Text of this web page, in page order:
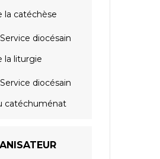
la catéchèse
Service diocésain
la liturgie
Service diocésain
catéchuménat